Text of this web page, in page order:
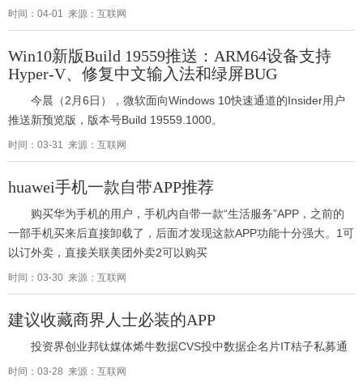
时间：04-01 来源：互联网
Win10新版Build 19559推送：ARM64设备支持
Hyper-V、修复中文输入法和绿屏BUG
今晨（2月6日），微软面向Windows 10快速通道的Insider用户
推送新预览版，版本号Build 19559.1000。
时间：03-31 来源：互联网
huawei手机一款自带APP推荐
购买华为手机的用户，手机内自带一款“生活服务”APP，之前的
一部手机买来后直接卸载了，后面才发现这款APP功能十分强大。1可
以订外卖，直接关联美团外卖2可以购买
时间：03-30 来源：互联网
建议收藏商界人士必装的APP
投资界创业邦钛媒体烯牛数据CVS投中数据企名片IT桔子私募通
时间：03-28 来源：互联网